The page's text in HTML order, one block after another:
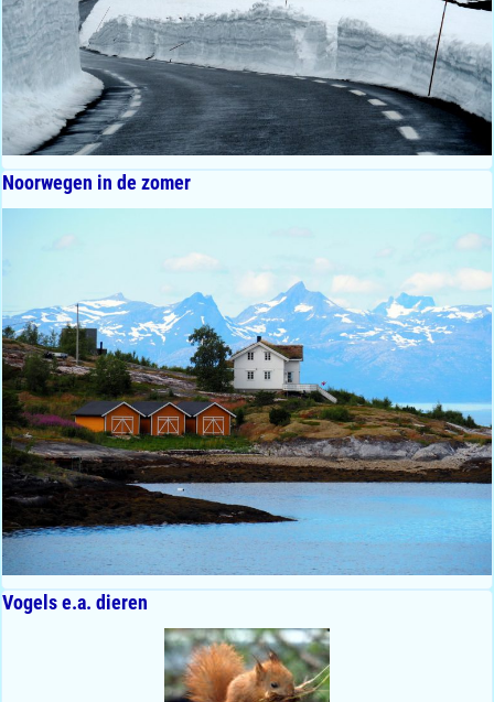
Noorwegen in de zomer
Vogels e.a. dieren